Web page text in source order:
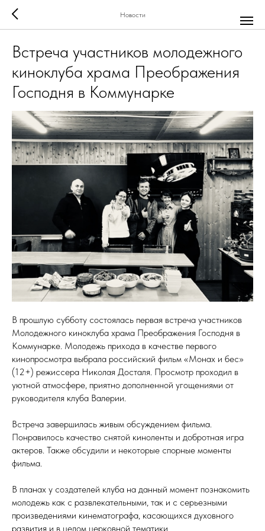
Новости
Встреча участников молодежного
киноклуба храма Преображения
Господня в Коммунарке
В прошлую субботу состоялась первая встреча участников
Молодежного киноклуба храма Преображения Господня в
Коммунарке. Молодежь прихода в качестве первого
кинопросмотра выбрала российский фильм «Монах и бес»
(12+) режиссера Николая Досталя. Просмотр проходил в
уютной атмосфере, приятно дополненной угощениями от
руководителя клуба Валерии.
Встреча завершилась живым обсуждением фильма.
Понравилось качество снятой киноленты и добротная игра
актеров. Также обсудили и некоторые спорные моменты
фильма.
В планах у создателей клуба на данный момент познакомить
молодежь как с развлекательными, так и с серьезными
произведениями кинематографа, касающихся духовного
развития и в целом церковной тематики.